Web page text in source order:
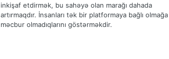
inkişaf etdirmək, bu sahəyə olan marağı dahada
artırmaqdır. İnsanları tək bir platformaya bağlı olmağa
məcbur olmadıqlarını göstərməkdir.